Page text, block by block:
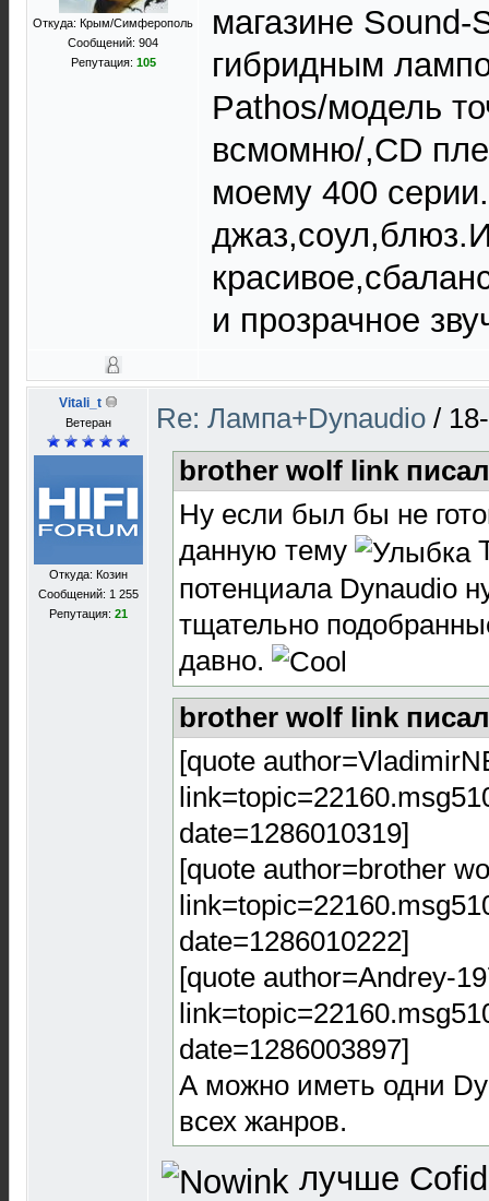
Откуда: Крым/Симферополь
Сообщений: 904
Репутация: 105
магазине Sound-
гибридным
Pathos/модель
всмомню/,CD
моему 400
и прозрачное
Vitali_t
Ветеран
Откуда: Козин
Сообщений: 1 255
Репутация: 21
Re: Лампа+Dynaudio /
brother wolf link
Ну если был бы не
данную тему
потенциала Dynaudio
тщательно
давно.
brother wolf link
[quote
date=1286010319]
[quote author=brother
date=1286010222]
[quote author=Andrey-
date=1286003897]
А можно иметь одни
всех жанров.
лучше